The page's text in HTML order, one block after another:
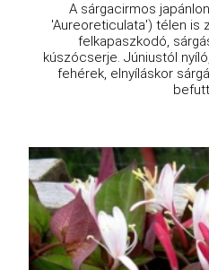
A sárgacirmos
'Aureoreticulata') télen is
felkapaszkodó,
kúszócserje. Júniustól
fehérek, elnyíláskor